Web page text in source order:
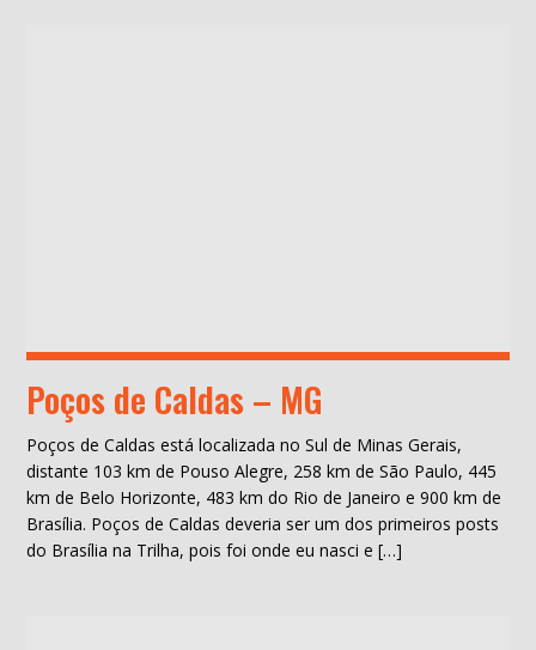
Poços de Caldas – MG
Poços de Caldas está localizada no Sul de Minas Gerais,
distante 103 km de Pouso Alegre, 258 km de São Paulo, 445
km de Belo Horizonte, 483 km do Rio de Janeiro e 900 km de
Brasília. Poços de Caldas deveria ser um dos primeiros posts
do Brasília na Trilha, pois foi onde eu nasci e […]